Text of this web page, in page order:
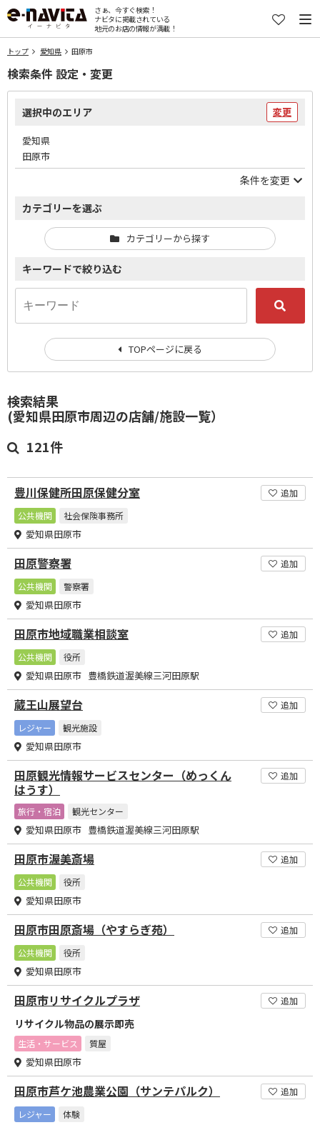
さぁ、今すぐ検索！
ナビタに掲載されている
地元のお店の情報が満載！
トップ 愛知県 田原市
検索結果
(愛知県田原市周辺の店舗/施設一覧）
121件
豊川保健所田原保健分室
追加
公共機関
社会保険事務所
愛知県田原市
田原警察署
追加
公共機関
警察署
愛知県田原市
田原市地域職業相談室
追加
公共機関
役所
愛知県田原市 豊橋鉄道渥美線三河田原駅
蔵王山展望台
追加
レジャー
観光施設
愛知県田原市
田原観光情報サービスセンター（めっくん
はうす）
追加
旅行・宿泊 観光センター
愛知県田原市 豊橋鉄道渥美線三河田原駅
田原市渥美斎場
追加
公共機関
役所
愛知県田原市
田原市田原斎場（やすらぎ苑）
追加
公共機関
役所
愛知県田原市
田原市リサイクルプラザ 追加
リサイクル物品の展示即売
生活・サービス 質屋
愛知県田原市
田原市芦ケ池農業公園（サンテパルク）
追加
レジャー
体験
検索条件 設定・変更
選択中のエリア 変更
愛知県
田原市
条件を変更
カテゴリーを選ぶ
カテゴリーから探す
キーワードで絞り込む
TOPページに戻る